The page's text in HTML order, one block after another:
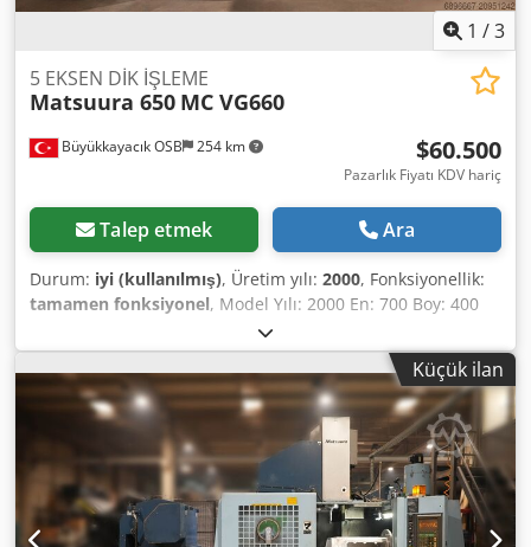
1 /3
Büyükkayacık OSB 254 km
5 EKSEN DİK İŞLEME
Matsuura 650 MC VG660
$60.500
Pazarlık Fiyatı KDV hariç
Talep etmek Ara
Durum: iyi (kullanılmış), Üretim yılı: 2000, Fonksiyonellik:
tamamen fonksiyonel, Model Yılı: 2000 En: 700 Boy: 400
Yükseklik: 500 Eksen Sayısı: 5 Tutucu: BBT40 Dsdpfx Aex
Uphmsb Hsck Mil Hızı (Rpm): 20.000 İşlenebilir Malzeme
Cinsi: Çelik, Alüminyum, Titanyum, grafit, Bakır, İnvar,
Kompozit, Derlin, Peek
Küçük ilan